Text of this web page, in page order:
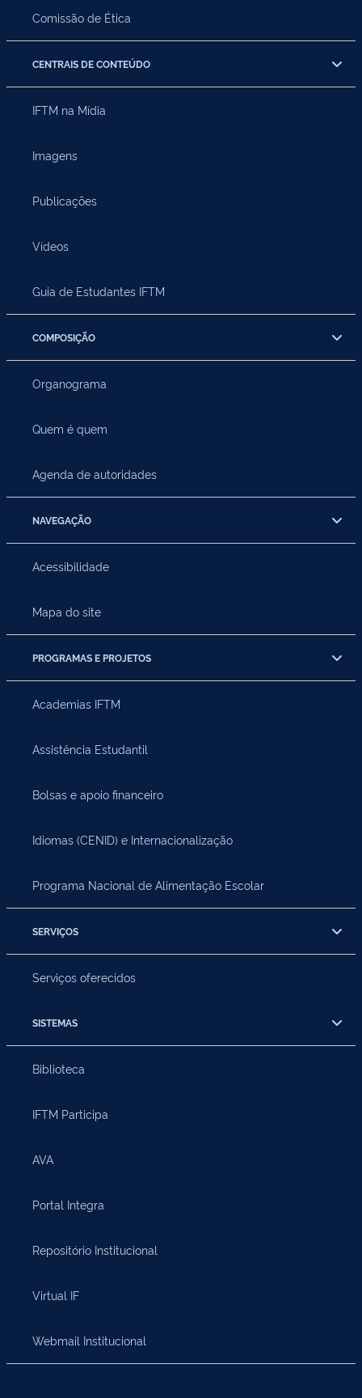
Comissão de Ética
CENTRAIS DE CONTEÚDO
IFTM na Mídia
Imagens
Publicações
Vídeos
Guia de Estudantes IFTM
COMPOSIÇÃO
Organograma
Quem é quem
Agenda de autoridades
NAVEGAÇÃO
Acessibilidade
Mapa do site
PROGRAMAS E PROJETOS
Academias IFTM
Assistência Estudantil
Bolsas e apoio financeiro
Idiomas (CENID) e Internacionalização
Programa Nacional de Alimentação Escolar
SERVIÇOS
Serviços oferecidos
SISTEMAS
Biblioteca
IFTM Participa
AVA
Portal Integra
Repositório Institucional
Virtual IF
Webmail Institucional